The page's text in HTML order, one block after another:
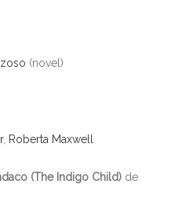
(novel)
, Roberta Maxwell
(The Indigo Child) de